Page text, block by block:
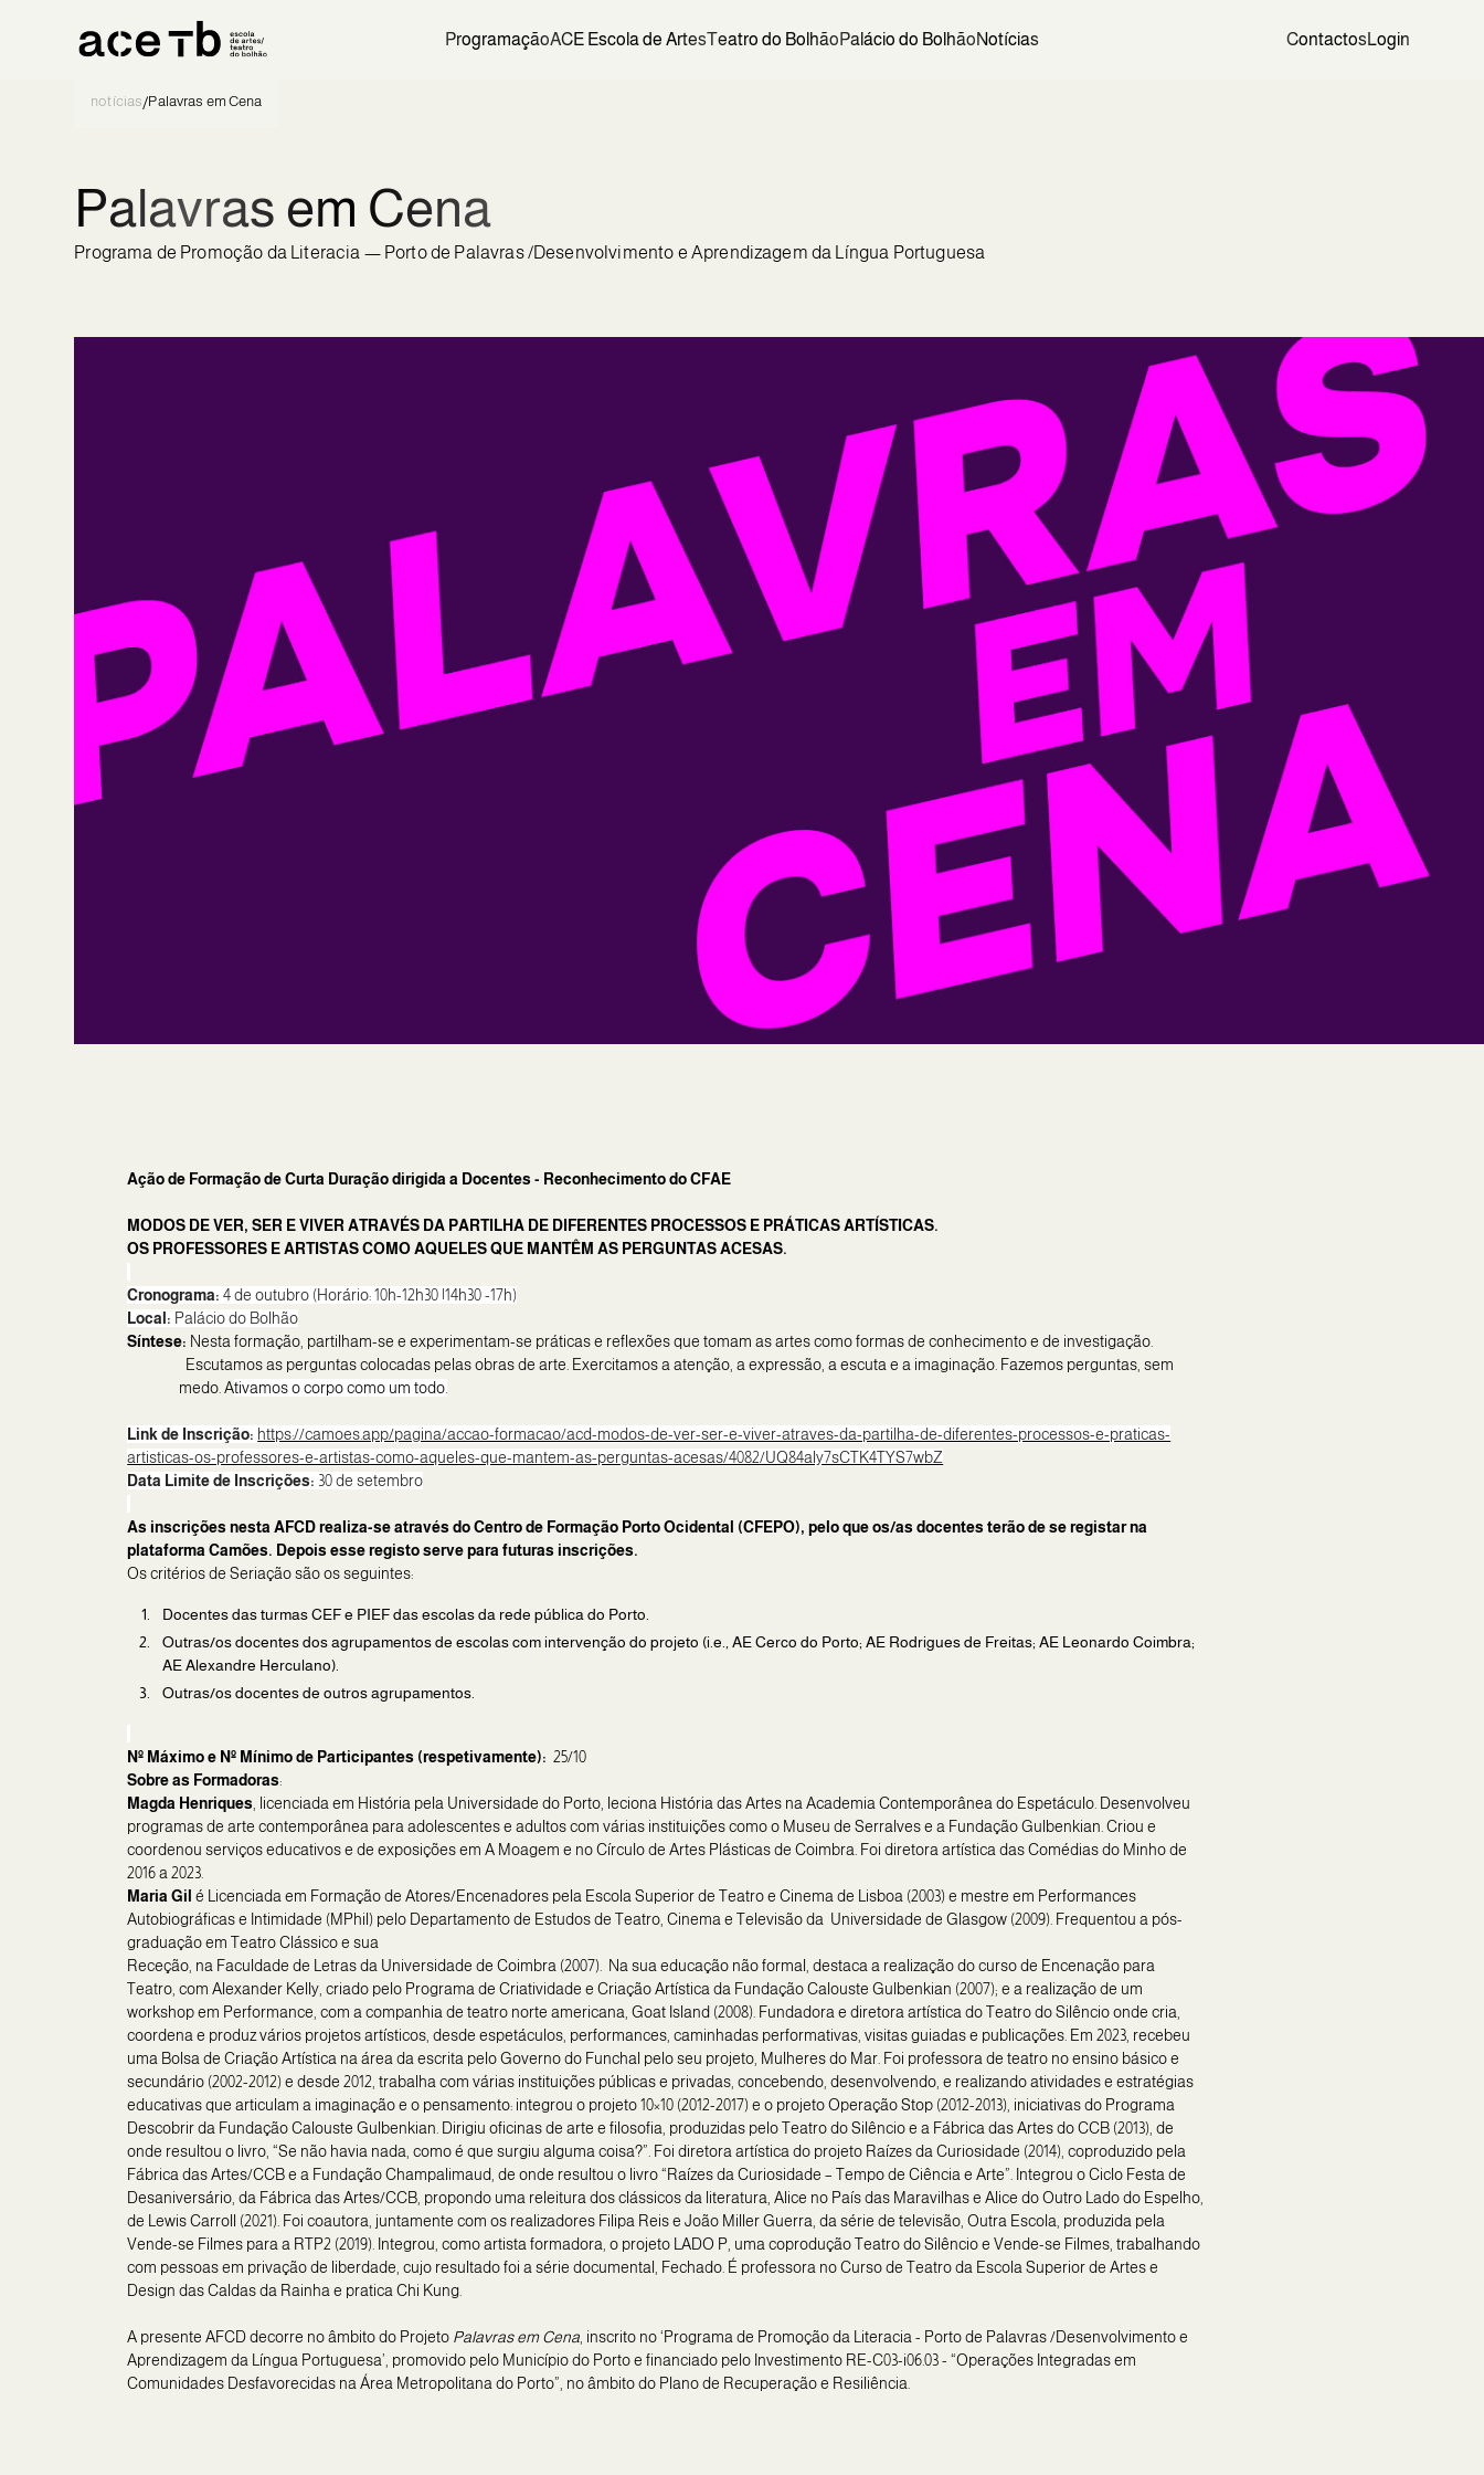
ProgramaçãoACE Escola de ArtesTeatro do BolhãoPalácio do BolhãoNotícias ContactosLogin
notícias/Palavras em Cena
Palavras em Cena
Programa de Promoção da Literacia — Porto de Palavras /Desenvolvimento e Aprendizagem da Língua Portuguesa
Ação de Formação de Curta Duração dirigida a Docentes - Reconhecimento do CFAE
MODOS DE VER, SER E VIVER ATRAVÉS DA PARTILHA DE DIFERENTES PROCESSOS E PRÁTICAS ARTÍSTICAS.
OS PROFESSORES E ARTISTAS COMO AQUELES QUE MANTÊM AS PERGUNTAS ACESAS.
Cronograma: 4 de outubro (Horário: 10h-12h30 |14h30 -17h)
Local: Palácio do Bolhão
Síntese: Nesta formação, partilham-se e experimentam-se práticas e reflexões que tomam as artes como formas de conhecimento e de investigação.
Escutamos as perguntas colocadas pelas obras de arte. Exercitamos a atenção, a expressão, a escuta e a imaginação. Fazemos perguntas, sem
medo. Ativamos o corpo como um todo.
Link de Inscrição: https://camoes.app/pagina/accao-formacao/acd-modos-de-ver-ser-e-viver-atraves-da-partilha-de-diferentes-processos-e-praticas-
artisticas-os-professores-e-artistas-como-aqueles-que-mantem-as-perguntas-acesas/4082/UQ84aly7sCTK4TYS7wbZ
Data Limite de Inscrições: 30 de setembro
As inscrições nesta AFCD realiza-se através do Centro de Formação Porto Ocidental (CFEPO), pelo que os/as docentes terão de se registar na
plataforma Camões. Depois esse registo serve para futuras inscrições.
Os critérios de Seriação são os seguintes:
Docentes das turmas CEF e PIEF das escolas da rede pública do Porto.
Outras/os docentes dos agrupamentos de escolas com intervenção do projeto (i.e., AE Cerco do Porto; AE Rodrigues de Freitas; AE Leonardo Coimbra;
AE Alexandre Herculano).
Outras/os docentes de outros agrupamentos.
Nº Máximo e Nº Mínimo de Participantes (respetivamente): 25/10
Sobre as Formadoras:
Magda Henriques , licenciada em História pela Universidade do Porto, leciona História das Artes na Academia Contemporânea do Espetáculo. Desenvolveu
programas de arte contemporânea para adolescentes e adultos com várias instituições como o Museu de Serralves e a Fundação Gulbenkian. Criou e
coordenou serviços educativos e de exposições em A Moagem e no Círculo de Artes Plásticas de Coimbra. Foi diretora artística das Comédias do Minho de
2016 a 2023.
Maria Gil é Licenciada em Formação de Atores/Encenadores pela Escola Superior de Teatro e Cinema de Lisboa (2003) e mestre em Performances
Autobiográficas e Intimidade (MPhil) pelo Departamento de Estudos de Teatro, Cinema e Televisão da Universidade de Glasgow (2009). Frequentou a pós-
graduação em Teatro Clássico e sua
Receção, na Faculdade de Letras da Universidade de Coimbra (2007). Na sua educação não formal, destaca a realização do curso de Encenação para
Teatro, com Alexander Kelly, criado pelo Programa de Criatividade e Criação Artística da Fundação Calouste Gulbenkian (2007); e a realização de um
workshop em Performance, com a companhia de teatro norte americana, Goat Island (2008). Fundadora e diretora artística do Teatro do Silêncio onde cria,
coordena e produz vários projetos artísticos, desde espetáculos, performances, caminhadas performativas, visitas guiadas e publicações. Em 2023, recebeu
uma Bolsa de Criação Artística na área da escrita pelo Governo do Funchal pelo seu projeto, Mulheres do Mar. Foi professora de teatro no ensino básico e
secundário (2002-2012) e desde 2012, trabalha com várias instituições públicas e privadas, concebendo, desenvolvendo, e realizando atividades e estratégias
educativas que articulam a imaginação e o pensamento: integrou o projeto 10×10 (2012-2017) e o projeto Operação Stop (2012-2013), iniciativas do Programa
Descobrir da Fundação Calouste Gulbenkian. Dirigiu oficinas de arte e filosofia, produzidas pelo Teatro do Silêncio e a Fábrica das Artes do CCB (2013), de
onde resultou o livro, “Se não havia nada, como é que surgiu alguma coisa?”. Foi diretora artística do projeto Raízes da Curiosidade (2014), coproduzido pela
Fábrica das Artes/CCB e a Fundação Champalimaud, de onde resultou o livro “Raízes da Curiosidade – Tempo de Ciência e Arte”. Integrou o Ciclo Festa de
Desaniversário, da Fábrica das Artes/CCB, propondo uma releitura dos clássicos da literatura, Alice no País das Maravilhas e Alice do Outro Lado do Espelho,
de Lewis Carroll (2021). Foi coautora, juntamente com os realizadores Filipa Reis e João Miller Guerra, da série de televisão, Outra Escola, produzida pela
Vende-se Filmes para a RTP2 (2019). Integrou, como artista formadora, o projeto LADO P, uma coprodução Teatro do Silêncio e Vende-se Filmes, trabalhando
com pessoas em privação de liberdade, cujo resultado foi a série documental, Fechado. É professora no Curso de Teatro da Escola Superior de Artes e
Design das Caldas da Rainha e pratica Chi Kung.
A presente AFCD decorre no âmbito do Projeto Palavras em Cena , inscrito no ‘Programa de Promoção da Literacia - Porto de Palavras /Desenvolvimento e
Aprendizagem da Língua Portuguesa’, promovido pelo Município do Porto e financiado pelo Investimento RE-C03-i06.03 - “Operações Integradas em
Comunidades Desfavorecidas na Área Metropolitana do Porto”, no âmbito do Plano de Recuperação e Resiliência.